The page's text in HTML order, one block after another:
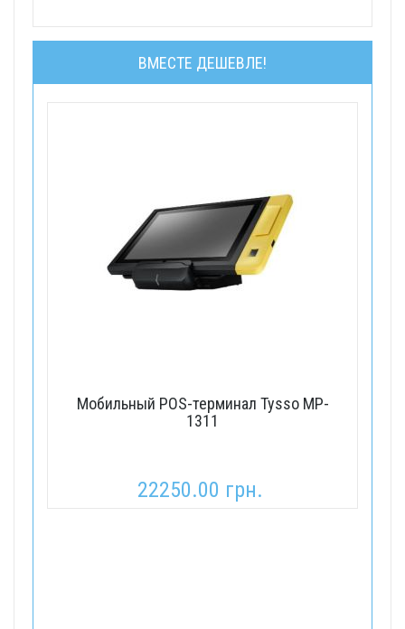
ВМЕСТЕ ДЕШЕВЛЕ!
Мобильный POS-терминал Tysso MP-
1311
22250.00 грн.